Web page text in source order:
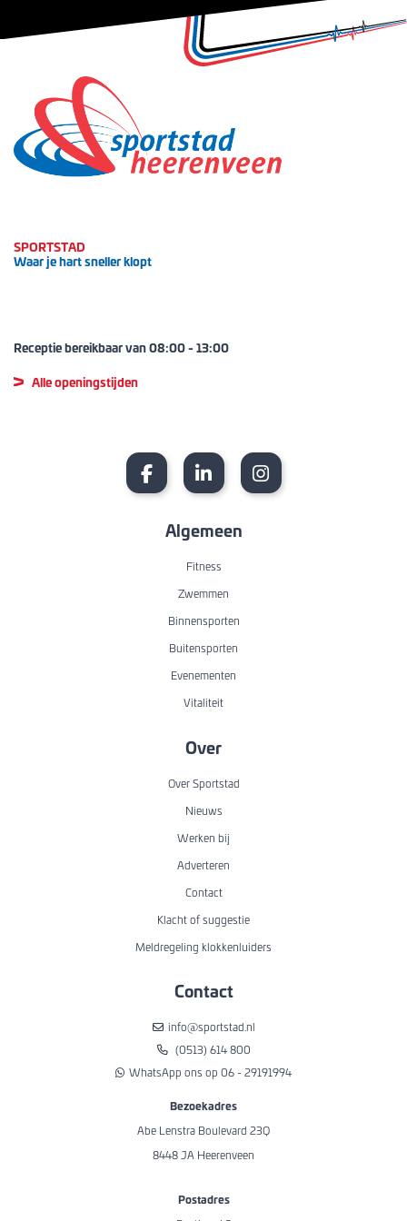
SPORTSTAD
Waar je hart sneller klopt
Receptie bereikbaar van08:00-13:00
Alle openingstijden
Algemeen
Fitness
Zwemmen
Binnensporten
Buitensporten
Evenementen
Vitaliteit
Over
Over Sportstad
Nieuws
Werken bij
Adverteren
Contact
Klacht of suggestie
Meldregeling klokkenluiders
Contact
info@sportstad.nl
(0513) 614 800
WhatsApp ons op 06 - 29191994
Bezoekadres
Abe Lenstra Boulevard 23Q
8448 JA Heerenveen
Postadres